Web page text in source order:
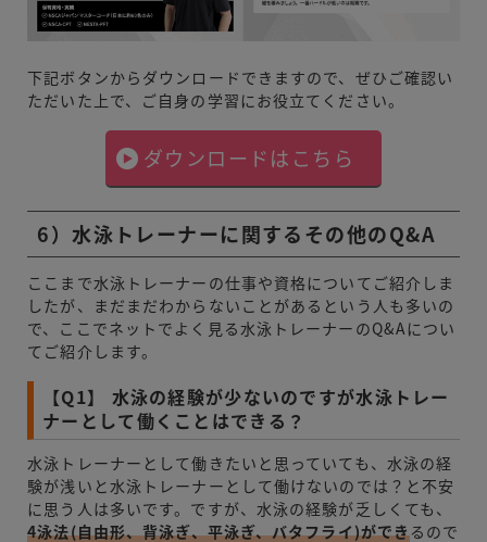
下記ボタンからダウンロードできますので、ぜひご確認い
ただいた上で、ご自身の学習にお役立てください。
ダウンロードはこちら
6）水泳トレーナーに関するその他のQ&A
ここまで水泳トレーナーの仕事や資格についてご紹介しま
したが、まだまだわからないことがあるという人も多いの
で、ここでネットでよく見る水泳トレーナーのQ&Aについ
てご紹介します。
【Q1】 水泳の経験が少ないのですが水泳トレー
ナーとして働くことはできる？
水泳トレーナーとして働きたいと思っていても、水泳の経
験が浅いと水泳トレーナーとして働けないのでは？と不安
に思う人は多いです。ですが、水泳の経験が乏しくても、
4泳法(自由形、背泳ぎ、平泳ぎ、バタフライ)ができるので